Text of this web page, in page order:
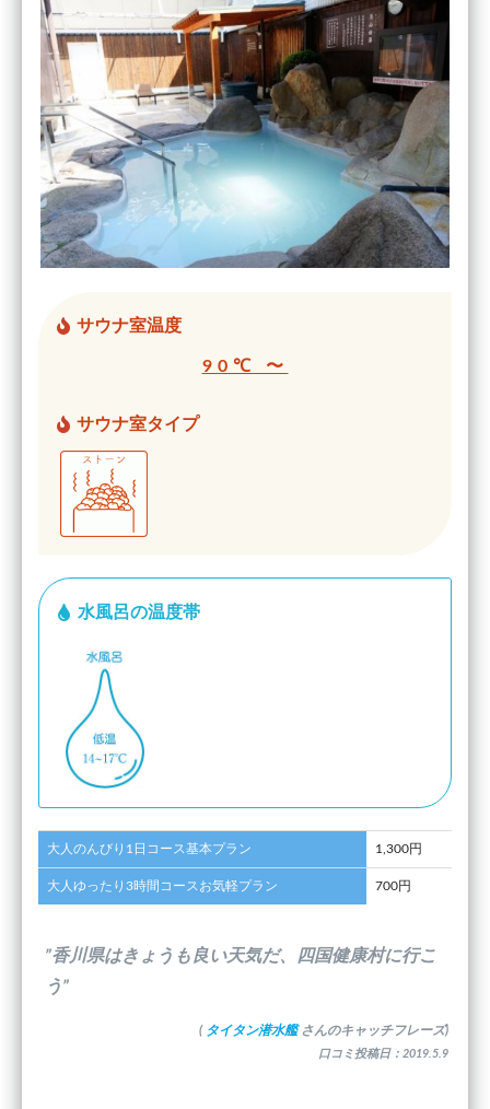
サウナ室温度
90℃ 〜
サウナ室タイプ
水風呂の温度帯
大人のんびり1日コース基本プラン 1,300円
大人ゆったり3時間コースお気軽プラン 700円
”香川県はきょうも良い天気だ、四国健康村に行こ
う”
( タイタン潜水艦 さんのキャッチフレーズ)
口コミ投稿日：2019.5.9